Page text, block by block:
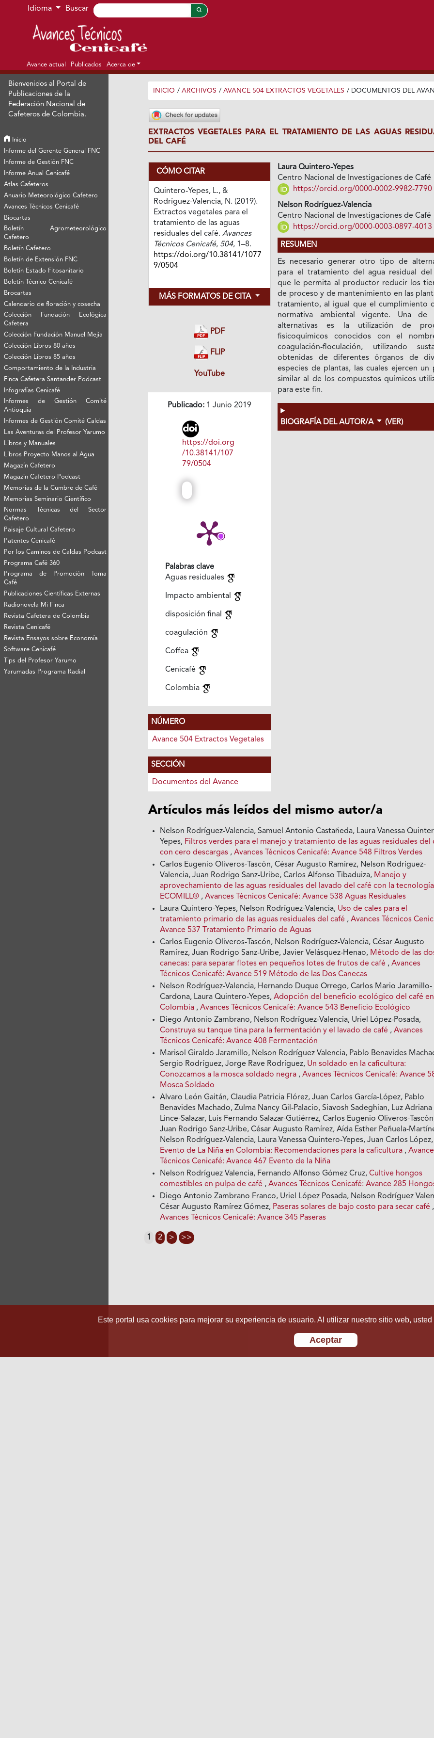
Ir al menú de navegación principal
Ir al contenido principal
Ir al pie de página del sitio
Idioma Buscar
Avance actual Publicados Acerca de
Bienvenidos al Portal de
Publicaciones de la
Federación Nacional de
Cafeteros de Colombia.
Inicio
Informe del Gerente General FNC
Informe de Gestión FNC
Informe Anual Cenicafé
Atlas Cafeteros
Anuario Meteorológico Cafetero
Avances Técnicos Cenicafé
Biocartas
Boletín Agrometeorológico
Cafetero
Boletín Cafetero
Boletín de Extensión FNC
Boletín Estado Fitosanitario
Boletín Técnico Cenicafé
Brocartas
Calendario de floración y cosecha
Colección Fundación Ecológica
Cafetera
Colección Fundación Manuel Mejía
Colección Libros 80 años
Colección Libros 85 años
Comportamiento de la Industria
Finca Cafetera Santander Podcast
Infografías Cenicafé
Informes de Gestión Comité
Antioquía
Informes de Gestión Comité Caldas
Las Aventuras del Profesor Yarumo
Libros y Manuales
Libros Proyecto Manos al Agua
Magazín Cafetero
Magazín Cafetero Podcast
Memorias de la Cumbre de Café
Memorias Seminario Científico
Normas Técnicas del Sector
Cafetero
Paisaje Cultural Cafetero
Patentes Cenicafé
Por los Caminos de Caldas Podcast
Programa Café 360
Programa de Promoción Toma
Café
Publicaciones Científicas Externas
Radionovela Mi Finca
Revista Cafetera de Colombia
Revista Cenicafé
Revista Ensayos sobre Economía
Software Cenicafé
Tips del Profesor Yarumo
Yarumadas Programa Radial
INICIO / ARCHIVOS / AVANCE 504 EXTRACTOS VEGETALES / DOCUMENTOS DEL
EXTRACTOS VEGETALES PARA EL TRATAMIENTO DE LAS AGUAS
DEL CAFÉ
CÓMO CITAR
Quintero-Yepes, L., &
Rodríguez-Valencia, N. (2019).
Extractos vegetales para el
tratamiento de las aguas
residuales del café. Avances
Técnicos Cenicafé, 504, 1–8.
https://doi.org/10.38141/1077
9/0504
MÁS FORMATOS DE CITA
PDF
FLIP
YouTube
Publicado:1 Junio 2019
https://doi.org
/10.38141/107
79/0504
Palabras clave
Aguas residuales
Impacto ambiental
disposición final
coagulación
Coffea
Cenicafé
Colombia
NÚMERO
Avance 504 Extractos Vegetales
SECCIÓN
Documentos del Avance
Laura Quintero-Yepes
Centro Nacional de Investigaciones de Café
https://orcid.org/0000-0002-9982-7790
Nelson Rodríguez-Valencia
Centro Nacional de Investigaciones de Café
https://orcid.org/0000-0003-0897-4013
RESUMEN
Es necesario generar otro tipo de
para el tratamiento del agua residual del
que le permita al productor reducir los
de proceso y de mantenimiento en las
tratamiento, al igual que el cumplimiento
normativa ambiental vigente. Una de
alternativas es la utilización de
fisicoquímicos conocidos con el
coagulación-floculación, utilizando
obtenidas de diferentes órganos de
especies de plantas, las cuales ejercen un
similar al de los compuestos químicos
para este fin.
BIOGRAFÍA DEL AUTOR/A (VER)
Artículos más leídos del mismo autor/a
Nelson Rodríguez-Valencia, Samuel Antonio Castañeda, Laura Vanessa
Yepes, Filtros verdes para el manejo y tratamiento de las aguas residuales del
con cero descargas ,Avances Técnicos Cenicafé: Avance 548 Filtros Verdes
Carlos Eugenio Oliveros-Tascón, César Augusto Ramírez, Nelson Rodríguez-
Valencia, Juan Rodrigo Sanz-Uribe, Carlos Alfonso Tibaduiza, Manejo y
aprovechamiento de las aguas residuales del lavado del café con la tecnología
ECOMILL® ,Avances Técnicos Cenicafé: Avance 538 Aguas Residuales
Laura Quintero-Yepes, Nelson Rodríguez-Valencia, Uso de cales para el
tratamiento primario de las aguas residuales del café ,Avances Técnicos
Avance 537 Tratamiento Primario de Aguas
Carlos Eugenio Oliveros-Tascón, Nelson Rodríguez-Valencia, César Augusto
Ramírez, Juan Rodrigo Sanz-Uribe, Javier Velásquez-Henao, Método de las
canecas: para separar flotes en pequeños lotes de frutos de café ,Avances
Técnicos Cenicafé: Avance 519 Método de las Dos Canecas
Nelson Rodríguez-Valencia, Hernando Duque Orrego, Carlos Mario Jaramillo-
Cardona, Laura Quintero-Yepes,Adopción del beneficio ecológico del café en
Colombia ,Avances Técnicos Cenicafé: Avance 543 Beneficio Ecológico
Diego Antonio Zambrano, Nelson Rodríguez-Valencia, Uriel López-Posada,
Construya su tanque tina para la fermentación y el lavado de café ,Avances
Técnicos Cenicafé: Avance 408 Fermentación
Marisol Giraldo Jaramillo, Nelson Rodríguez Valencia, Pablo Benavides
Sergio Rodríguez, Jorge Rave Rodríguez, Un soldado en la caficultura:
Conozcamos a la mosca soldado negra ,Avances Técnicos Cenicafé: Avance
Mosca Soldado
Alvaro León Gaitán, Claudia Patricia Flórez, Juan Carlos García-López, Pablo
Benavides Machado, Zulma Nancy Gil-Palacio, Siavosh Sadeghian, Luz Adriana
Lince-Salazar, Luis Fernando Salazar-Gutiérrez, Carlos Eugenio Oliveros-
Juan Rodrigo Sanz-Uribe, César Augusto Ramírez, Aída Esther Peñuela-
Nelson Rodríguez-Valencia, Laura Vanessa Quintero-Yepes, Juan Carlos López,
Evento de La Niña en Colombia: Recomendaciones para la caficultura ,
Técnicos Cenicafé: Avance 467 Evento de la Niña
Nelson Rodríguez Valencia, Fernando Alfonso Gómez Cruz,Cultive hongos
comestibles en pulpa de café ,Avances Técnicos Cenicafé: Avance 285
Diego Antonio Zambrano Franco, Uriel López Posada, Nelson Rodríguez
César Augusto Ramírez Gómez, Paseras solares de bajo costo para secar café ,
Avances Técnicos Cenicafé: Avance 345 Paseras
1 2 > >>
Este portal usa cookies para mejorar su experiencia de usuario. Al utilizar nuestro sitio web,
Aceptar